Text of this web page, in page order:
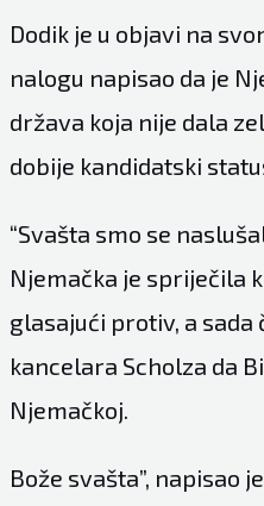
Dodik je u objavi na
nalogu napisao da je
država koja nije dala
dobije kandidatski
“Svašta smo se
Njemačka je spriječila
glasajući protiv, a sada
kancelara Scholza da
Njemačkoj.
Bože svašta”, napisao